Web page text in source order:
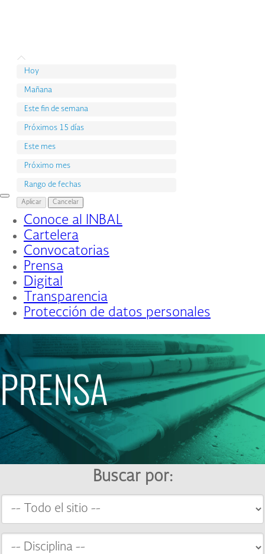
Interruptor
de
Navegación
Conoce al INBAL
Cartelera
Convocatorias
Prensa
Digital
Transparencia
Protección de datos personales
PRENSA
Buscar por:
Hoy
Mañana
Este fin de semana
Próximos 15 días
Este mes
Próximo mes
Rango de fechas
Aplicar Cancelar